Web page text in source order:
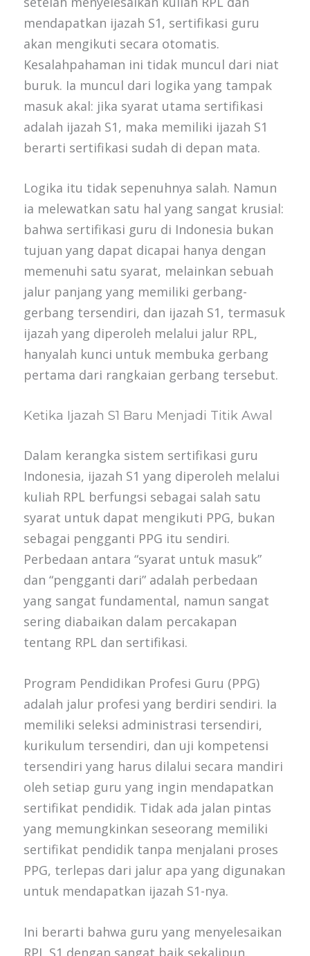
mendapatkan ijazah S1, sertifikasi guru
akan mengikuti secara otomatis.
Kesalahpahaman ini tidak muncul dari niat
buruk. Ia muncul dari logika yang tampak
masuk akal: jika syarat utama sertifikasi
adalah ijazah S1, maka memiliki ijazah S1
berarti sertifikasi sudah di depan mata.
Logika itu tidak sepenuhnya salah. Namun
ia melewatkan satu hal yang sangat krusial:
bahwa sertifikasi guru di Indonesia bukan
tujuan yang dapat dicapai hanya dengan
memenuhi satu syarat, melainkan sebuah
jalur panjang yang memiliki gerbang-
gerbang tersendiri, dan ijazah S1, termasuk
ijazah yang diperoleh melalui jalur RPL,
hanyalah kunci untuk membuka gerbang
pertama dari rangkaian gerbang tersebut.
Ketika Ijazah S1 Baru Menjadi Titik Awal
Dalam kerangka sistem sertifikasi guru
Indonesia, ijazah S1 yang diperoleh melalui
kuliah RPL berfungsi sebagai salah satu
syarat untuk dapat mengikuti PPG, bukan
sebagai pengganti PPG itu sendiri.
Perbedaan antara “syarat untuk masuk”
dan “pengganti dari” adalah perbedaan
yang sangat fundamental, namun sangat
sering diabaikan dalam percakapan
tentang RPL dan sertifikasi.
Program Pendidikan Profesi Guru (PPG)
adalah jalur profesi yang berdiri sendiri. Ia
memiliki seleksi administrasi tersendiri,
kurikulum tersendiri, dan uji kompetensi
tersendiri yang harus dilalui secara mandiri
oleh setiap guru yang ingin mendapatkan
sertifikat pendidik. Tidak ada jalan pintas
yang memungkinkan seseorang memiliki
sertifikat pendidik tanpa menjalani proses
PPG, terlepas dari jalur apa yang digunakan
untuk mendapatkan ijazah S1-nya.
Ini berarti bahwa guru yang menyelesaikan
RPL S1 dengan sangat baik sekalipun,